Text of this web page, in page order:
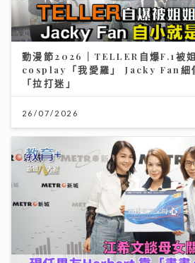
動漫節2026｜TELLER自爆F.1被
cosplay「我愛羅」 Jacky Fan細
「拉打迷」
26/07/2026